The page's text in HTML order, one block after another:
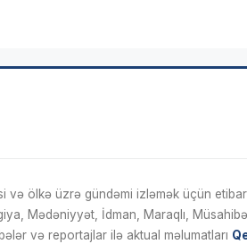
və ölkə üzrə gündəmi izləmək üçün
Mədəniyyət, İdman, Maraqlı,
və reportajlar ilə aktual məlumatları